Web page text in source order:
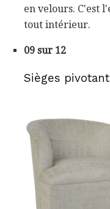
en velours. C'est
tout intérieur.
09 sur 12
Sièges